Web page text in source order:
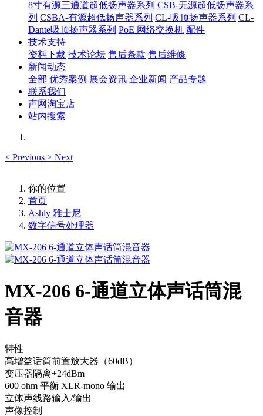
8寸有源三通道超低扬声器系列 CSB-无源超低扬声器系
列 CSBA-有源超低扬声器系列 CL-吸顶扬声器系列 CL-
Dante吸顶扬声器系列 PoE 网络交换机 配件
技术支持
资料下载 技术论坛 售后条款 售后维修
新闻动态
全部 优秀案例 展会资讯 企业新闻 产品专题
联系我们
声网淘宝店
站内搜索
< Previous > Next
你的位置
首页
Ashly 雅士尼
数字信号处理器
MX-206 6-通道立体声话筒混
音器
特性
高增益话筒前置放大器（60dB）
变压器隔离+24dBm
600 ohm 平衡 XLR-mono 输出
立体声线路输入/输出
声像控制